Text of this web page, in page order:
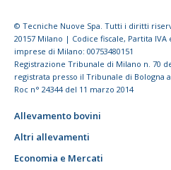
© Tecniche Nuove Spa. Tutti i diritti
20157 Milano | Codice fiscale, Partita
imprese di Milano: 00753480151
Registrazione Tribunale di Milano n. 70
registrata presso il Tribunale di Bologna
Roc n° 24344 del 11 marzo 2014
Allevamento bovini
Altri allevamenti
Economia e Mercati